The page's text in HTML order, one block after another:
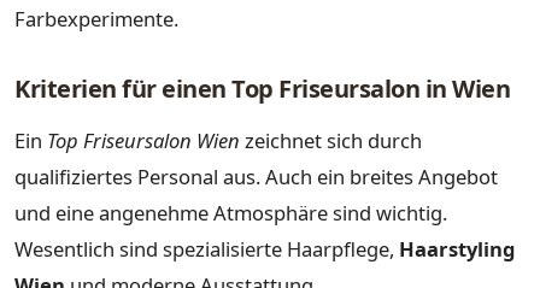
Farbexperimente.
Kriterien für einen Top Friseursalon in Wien
Ein Top Friseursalon Wien zeichnet sich durch
qualifiziertes Personal aus. Auch ein breites Angebot
und eine angenehme Atmosphäre sind wichtig.
Wesentlich sind spezialisierte Haarpflege, Haarstyling